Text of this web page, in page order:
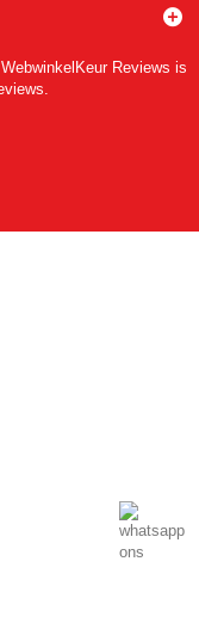
WebwinkelKeur Reviews is